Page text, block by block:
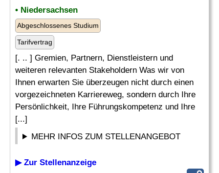
• Niedersachsen
Abgeschlossenes Studium
Tarifvertrag
[. .. ] Gremien, Partnern, Dienstleistern und
weiteren relevanten Stakeholdern Was wir von
Ihnen erwarten Sie überzeugen nicht durch einen
vorgezeichneten Karriereweg, sondern durch Ihre
Persönlichkeit, Ihre Führungskompetenz und Ihre
[...]
MEHR INFOS ZUM STELLENANGEBOT
▶ Zur Stellenanzeige